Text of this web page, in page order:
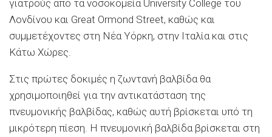
γιατρούς από τα νοσοκομεία University College του
Λονδίνου και Great Ormond Street, καθώς και
συμμετέχοντες στη Νέα Υόρκη, στην Ιταλία και στις
Κάτω Χώρες.
Στις πρώτες δοκιμές η ζωντανή βαλβίδα θα
χρησιμοποιηθεί για την αντικατάσταση της
πνευμονικής βαλβίδας, καθώς αυτή βρίσκεται υπό τη
μικρότερη πίεση. Η πνευμονική βαλβίδα βρίσκεται στη